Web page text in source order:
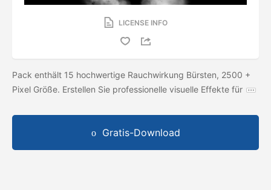
LICENSE INFO
Pack enthält 15 hochwertige Rauchwirkung Bürsten, 2500 +
Pixel Größe. Erstellen Sie professionelle visuelle Effekte für
Gratis-Download